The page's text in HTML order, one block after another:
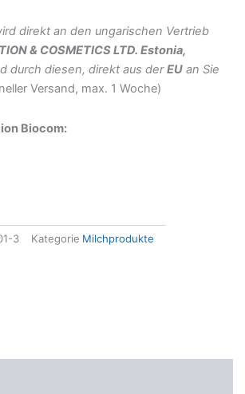
direkt an den ungarischen Vertrieb
& COSMETICS LTD. Estonia,
durch diesen, direkt aus derEUan Sie
Versand, max. 1 Woche)
Biocom:
3 Kategorie Milchprodukte